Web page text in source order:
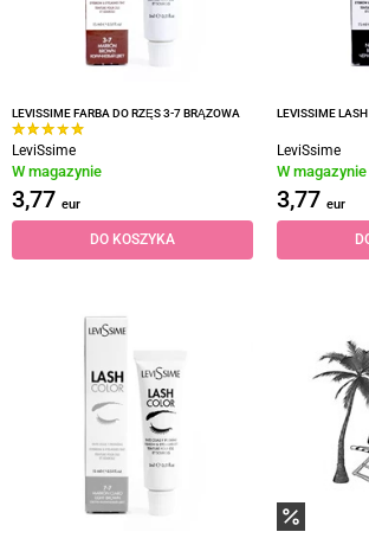
LEVISSIME FARBA DO RZĘS 3-7 BRĄZOWA
LeviSsime
W magazynie
3,77 eur
DO KOSZYKA
LEVISSIME
LeviSsime
W magazynie
3,77 eur